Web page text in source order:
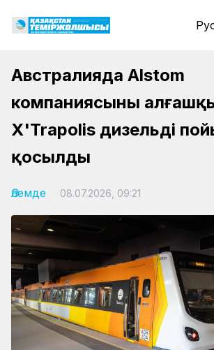
Австралияда Alstom
компаниясының
X'Trapolis дизельді
қосылды
Әлемде 08.07.2026, 09:21